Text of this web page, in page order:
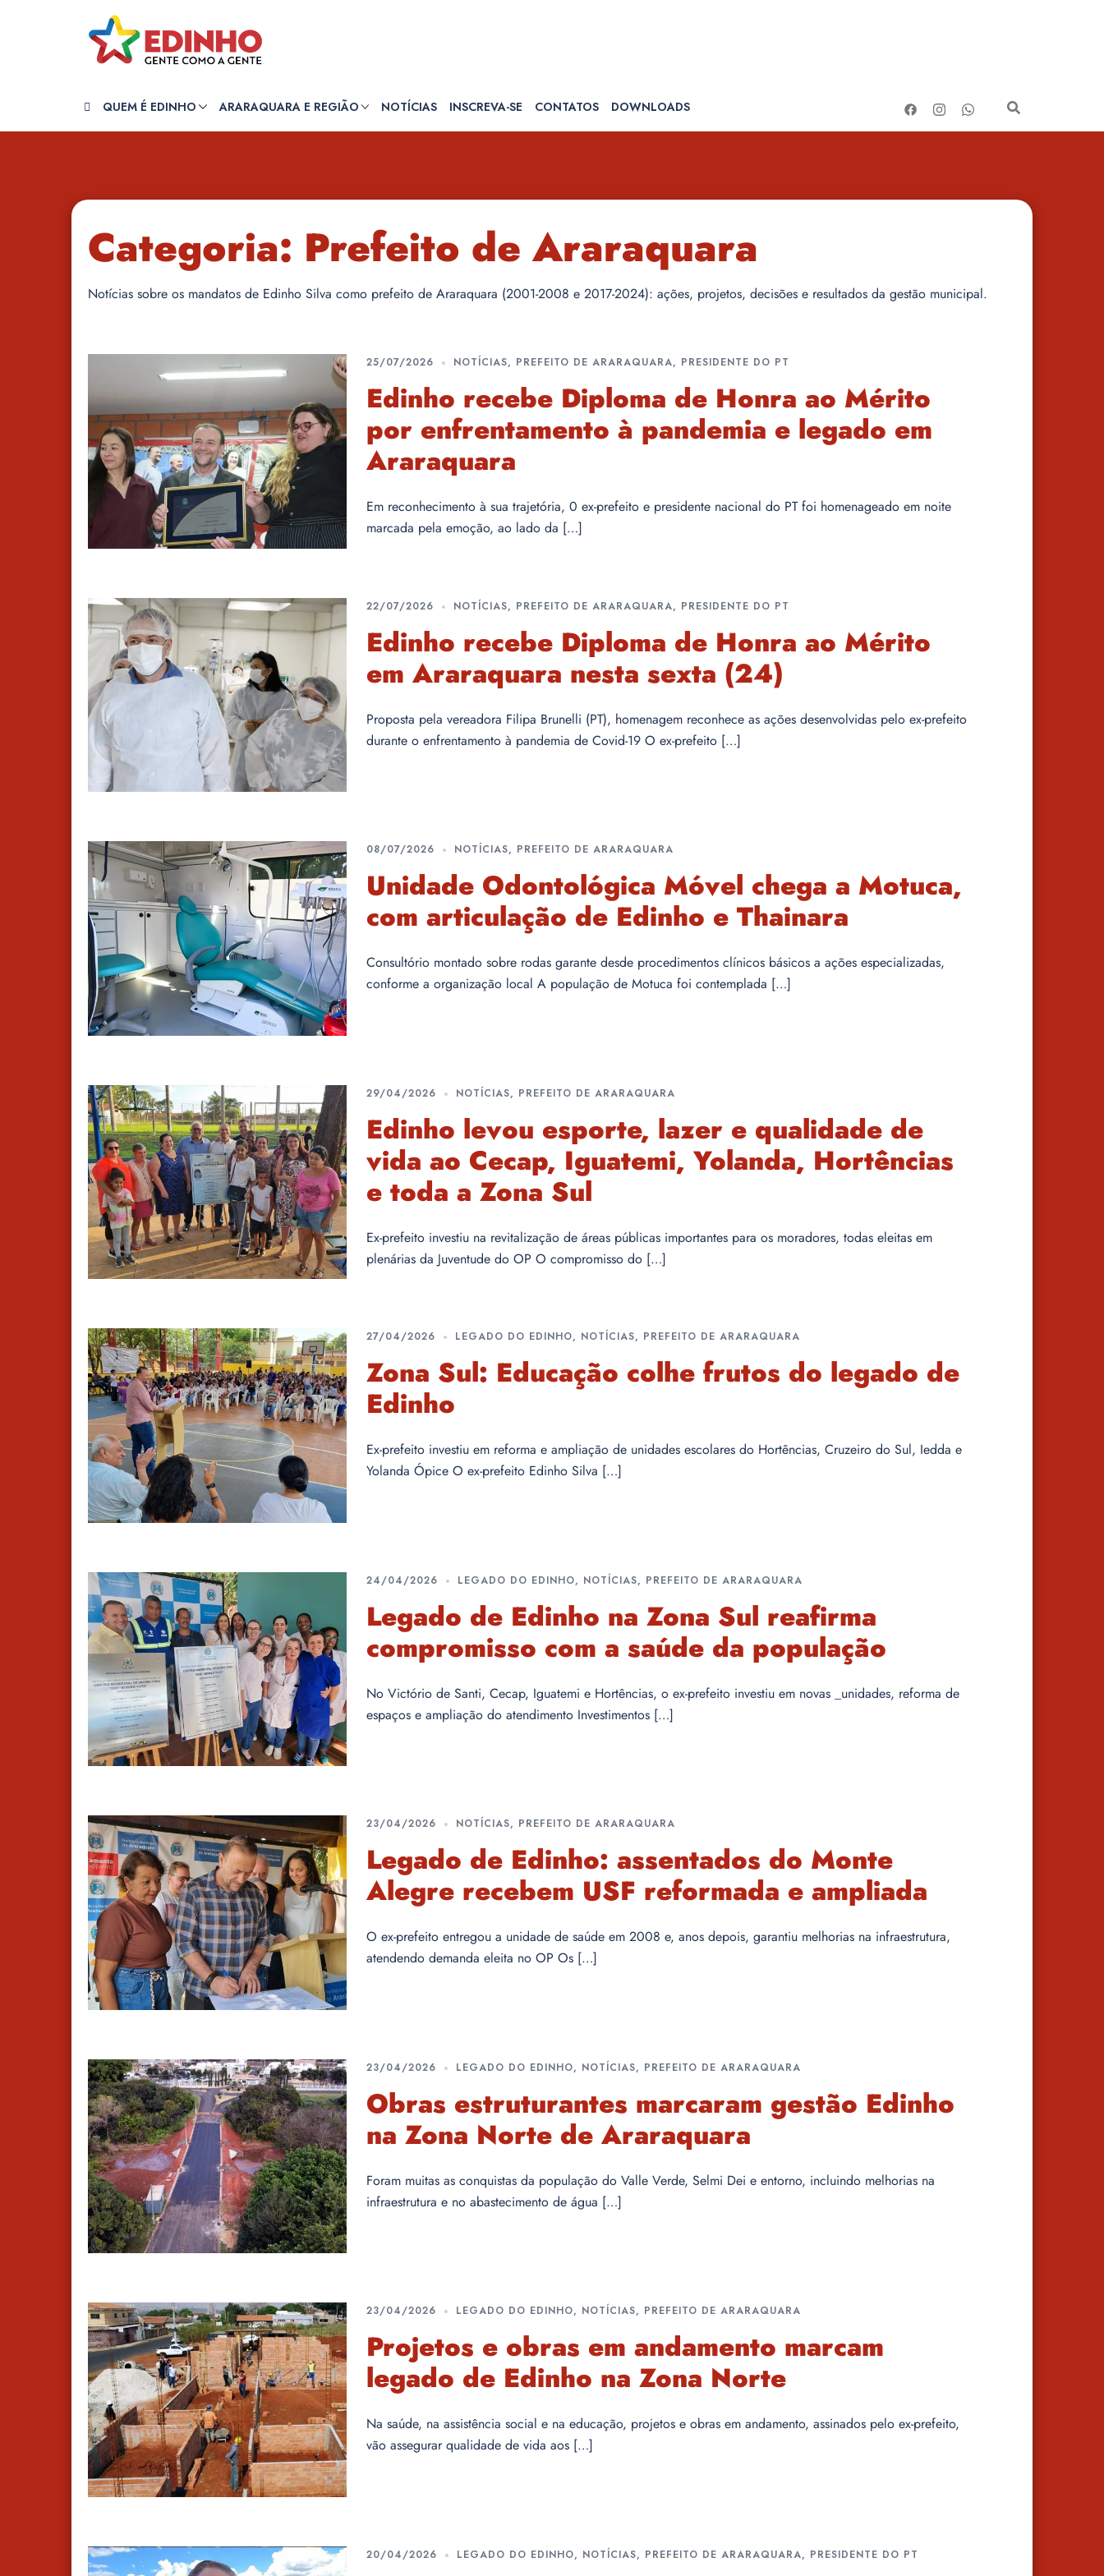
QUEM É EDINHO ARARAQUARA E REGIÃO NOTÍCIAS INSCREVA-SE CONTATOS DOWNLOADS
Categoria: Prefeito de Araraquara
Notícias sobre os mandatos de Edinho Silva como prefeito de Araraquara (2001-2008 e 2017-2024): ações, projetos, decisões e resultados da gestão municipal.
25/07/2026 NOTÍCIAS, PREFEITO DE ARARAQUARA, PRESIDENTE DO PT
Edinho recebe Diploma de Honra ao Mérito
por enfrentamento à pandemia e legado em
Araraquara
Em reconhecimento à sua trajetória, 0 ex-prefeito e presidente nacional do PT foi homenageado em noite
marcada pela emoção, ao lado da […]
22/07/2026 NOTÍCIAS, PREFEITO DE ARARAQUARA, PRESIDENTE DO PT
Edinho recebe Diploma de Honra ao Mérito
em Araraquara nesta sexta (24)
Proposta pela vereadora Filipa Brunelli (PT), homenagem reconhece as ações desenvolvidas pelo ex-prefeito
durante o enfrentamento à pandemia de Covid-19 O ex-prefeito […]
08/07/2026 NOTÍCIAS, PREFEITO DE ARARAQUARA
Unidade Odontológica Móvel chega a Motuca,
com articulação de Edinho e Thainara
Consultório montado sobre rodas garante desde procedimentos clínicos básicos a ações especializadas,
conforme a organização local A população de Motuca foi contemplada […]
29/04/2026 NOTÍCIAS, PREFEITO DE ARARAQUARA
Edinho levou esporte, lazer e qualidade de
vida ao Cecap, Iguatemi, Yolanda, Hortências
e toda a Zona Sul
Ex-prefeito investiu na revitalização de áreas públicas importantes para os moradores, todas eleitas em
plenárias da Juventude do OP O compromisso do […]
27/04/2026 LEGADO DO EDINHO, NOTÍCIAS, PREFEITO DE ARARAQUARA
Zona Sul: Educação colhe frutos do legado de
Edinho
Ex-prefeito investiu em reforma e ampliação de unidades escolares do Hortências, Cruzeiro do Sul, Iedda e
Yolanda Ópice O ex-prefeito Edinho Silva […]
24/04/2026 LEGADO DO EDINHO, NOTÍCIAS, PREFEITO DE ARARAQUARA
Legado de Edinho na Zona Sul reafirma
compromisso com a saúde da população
No Victório de Santi, Cecap, Iguatemi e Hortências, o ex-prefeito investiu em novas _unidades, reforma de
espaços e ampliação do atendimento Investimentos […]
23/04/2026 NOTÍCIAS, PREFEITO DE ARARAQUARA
Legado de Edinho: assentados do Monte
Alegre recebem USF reformada e ampliada
O ex-prefeito entregou a unidade de saúde em 2008 e, anos depois, garantiu melhorias na infraestrutura,
atendendo demanda eleita no OP Os […]
23/04/2026 LEGADO DO EDINHO, NOTÍCIAS, PREFEITO DE ARARAQUARA
Obras estruturantes marcaram gestão Edinho
na Zona Norte de Araraquara
Foram muitas as conquistas da população do Valle Verde, Selmi Dei e entorno, incluindo melhorias na
infraestrutura e no abastecimento de água […]
23/04/2026 LEGADO DO EDINHO, NOTÍCIAS, PREFEITO DE ARARAQUARA
Projetos e obras em andamento marcam
legado de Edinho na Zona Norte
Na saúde, na assistência social e na educação, projetos e obras em andamento, assinados pelo ex-prefeito,
vão assegurar qualidade de vida aos […]
20/04/2026 LEGADO DO EDINHO, NOTÍCIAS, PREFEITO DE ARARAQUARA, PRESIDENTE DO PT